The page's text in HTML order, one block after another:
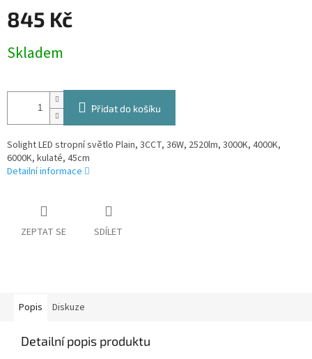
845 Kč
cena:
Skladem
Přidat do košíku
Solight LED stropní světlo Plain, 3CCT, 36W, 2520lm, 3000K, 4000K,
6000K, kulaté, 45cm
Detailní informace
ZEPTAT SE SDÍLET
Popis Diskuze
Detailní popis produktu